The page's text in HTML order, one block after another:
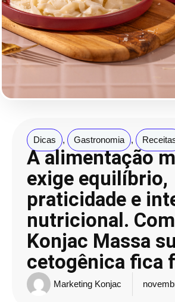
Dicas , Gastronomia ,
A alimentação
exige equilíbrio,
praticidade e
nutricional.
Konjac Massa
cetogênica fica
Marketing Konjac